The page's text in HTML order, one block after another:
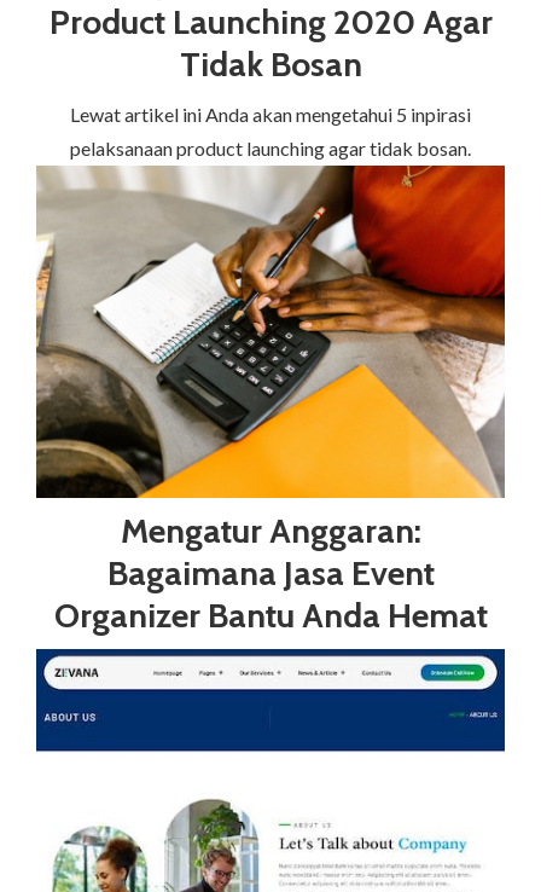
Product Launching 2020 Agar
Tidak Bosan
Lewat artikel ini Anda akan mengetahui 5 inpirasi
pelaksanaan product launching agar tidak bosan.
Mengatur Anggaran:
Bagaimana Jasa Event
Organizer Bantu Anda Hemat